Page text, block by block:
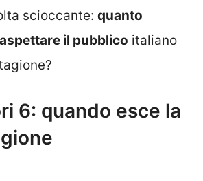
scioccante: quanto
il pubblico italiano
6: quando esce la